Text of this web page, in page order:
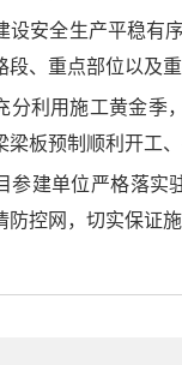
设安全生产平稳有
段、重点部位以及
分利用施工黄金季
梁板预制顺利开工
参建单位严格落实
防控网，切实保证